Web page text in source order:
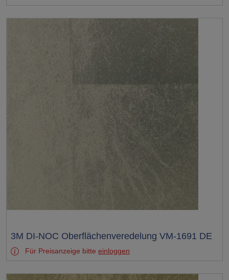
Test
3M DI-NOC Oberflächenveredelung VM-1691 DE
Für Preisanzeige bitte einloggen